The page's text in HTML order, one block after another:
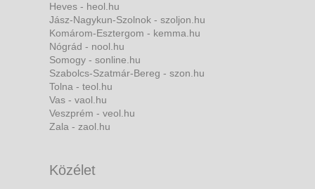
Heves - heol.hu
Jász-Nagykun-Szolnok - szoljon.hu
Komárom-Esztergom - kemma.hu
Nógrád - nool.hu
Somogy - sonline.hu
Szabolcs-Szatmár-Bereg - szon.hu
Tolna - teol.hu
Vas - vaol.hu
Veszprém - veol.hu
Zala - zaol.hu
Közélet